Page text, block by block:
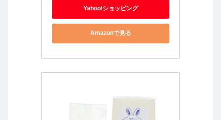
Yahoo!ショッピング
Amazonで見る